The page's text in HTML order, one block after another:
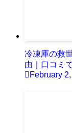
冷凍庫の救
由｜口コミ
February